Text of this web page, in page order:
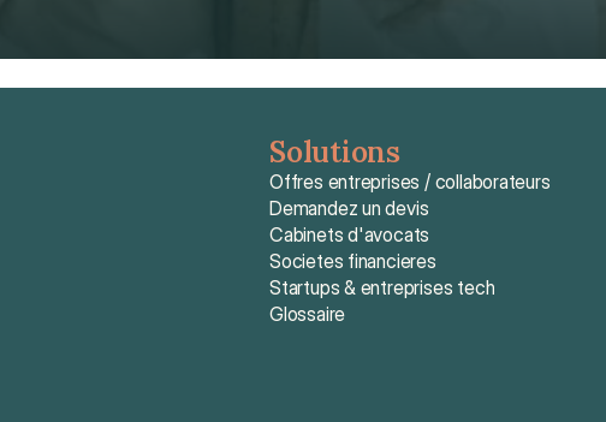
Solutions
Offres entreprises / collaborateurs
Demandez un devis
Cabinets d'avocats
Societes financieres
Startups & entreprises tech
Glossaire